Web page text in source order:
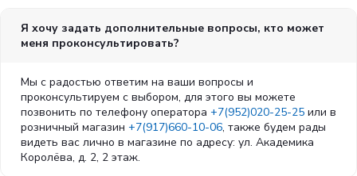
Я хочу задать дополнительные вопросы, кто может
меня проконсультировать?
Мы с радостью ответим на ваши вопросы и
проконсультируем с выбором, для этого вы можете
позвонить по телефону оператора +7(952)020-25-25 или в
розничный магазин +7(917)660-10-06, также будем рады
видеть вас лично в магазине по адресу: ул. Академика
Королёва, д. 2, 2 этаж.